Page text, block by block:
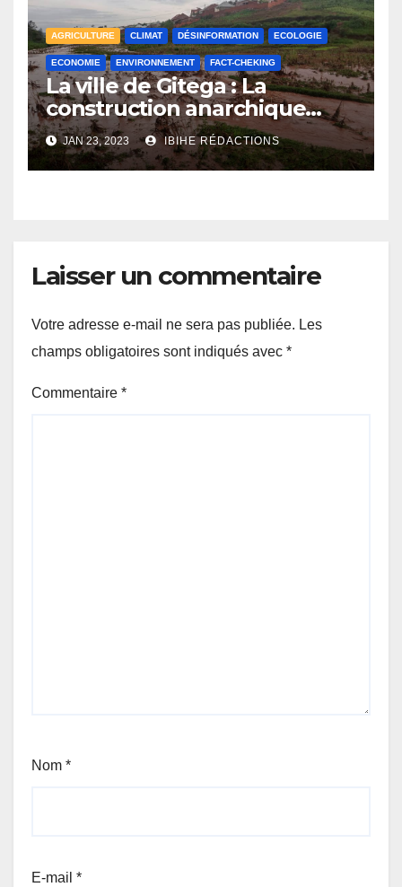
AGRICULTURE CLIMAT DÉSINFORMATION ECOLOGIE
ECONOMIE ENVIRONNEMENT FACT-CHEKING
La ville de Gitega : La
construction anarchique
entraîne la dégradation de
l’environnement
JAN 23, 2023 IBIHE RÉDACTIONS
Laisser un commentaire
Votre adresse e-mail ne sera pas publiée. Les
champs obligatoires sont indiqués avec *
Commentaire *
Nom *
E-mail *